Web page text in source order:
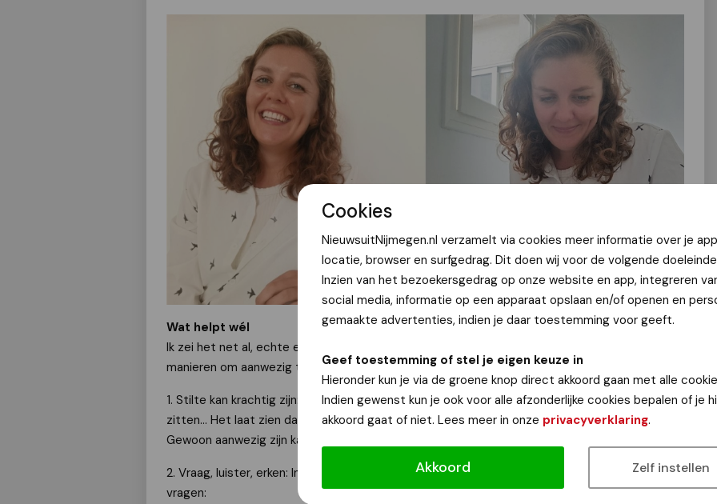
Cookies
NieuwsuitNijmegen.nl verzamelt via cookies meer informatie over je
locatie, browser en surfgedrag. Dit doen wij voor de volgende
Inzien van het bezoekersgedrag op onze website en app, integreren
social media, informatie op een apparaat opslaan en/of openen en
gemaakte advertenties, indien je daar toestemming voor geeft.
Geef toestemming of stel je eigen keuze in
Hieronder kun je via de groene knop direct akkoord gaan met alle
Indien gewenst kun je ook voor alle afzonderlijke cookies bepalen of je
akkoord gaat of niet. Lees meer in onze privacyverklaring.
Akkoord Zelf instellen
Wat helpt wél
Ik zei het net al, echte eenzaamheid gaat verder dan alleen ‘alleen zijn’. Hier zijn enkele
manieren om aanwezig te zijn, zonder perfect te hoeven zijn:
1. Stilte kan krachtig zijn: Een arm om iemand heen, een hand op de schouder, samen stil
zitten… Het laat zien dat je er bent. Je hoeft niets op te lossen. Je hoeft niets te zeggen.
Gewoon aanwezig zijn kan meer troost geven dan duizend woorden.
2. Vraag, luister, erken: In plaats van aannames te doen of meteen advies te geven, kun je
vragen: